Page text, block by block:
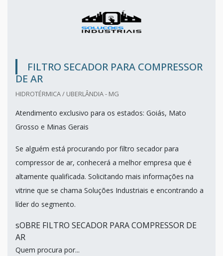
FILTRO SECADOR PARA COMPRESSOR
DE AR
HIDROTÉRMICA / UBERLÂNDIA - MG
Atendimento exclusivo para os estados: Goiás, Mato
Grosso e Minas Gerais
Se alguém está procurando por filtro secador para
compressor de ar, conhecerá a melhor empresa que é
altamente qualificada. Solicitando mais informações na
vitrine que se chama Soluções Industriais e encontrando a
líder do segmento.
sOBRE FILTRO SECADOR PARA COMPRESSOR DE
AR
Quem procura por...